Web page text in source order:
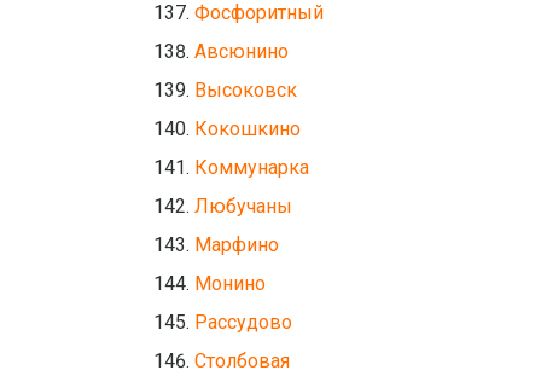
Фосфоритный
Авсюнино
Высоковск
Кокошкино
Коммунарка
Любучаны
Марфино
Монино
Рассудово
Столбовая